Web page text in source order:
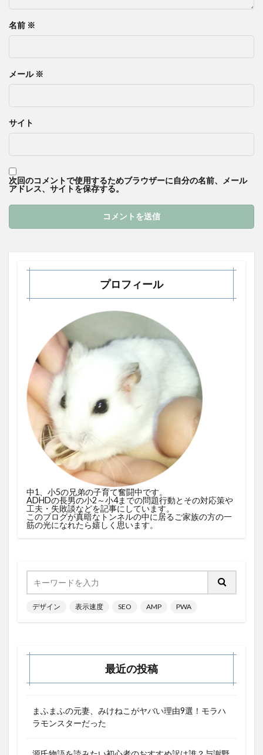
名前 ※
メール ※
サイト
次回のコメントで使用するためブラウザーに自分の名前、メール
アドレス、サイトを保存する。
プロフィール
中1、小5の兄弟の子育て奮闘中です。
ADHDの長男の小2～小4までの問題行動とその対応策や
工夫・失敗談などを記事にしています。
このブログが真暗なトンネルの中に居るご家族の方の一
筋の光になれたら嬉しく思います。
デザイン 表示速度 SEO AMP PWA
最近の投稿
まふまふの元妻、みけねこがヤバい理由9選！モラハ
ラモンスターだった